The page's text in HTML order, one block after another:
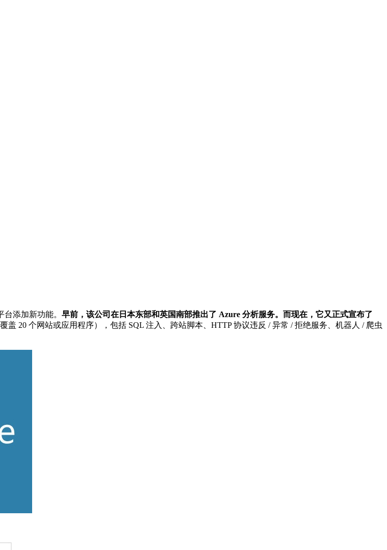
添加新功能。 早前，该公司在日本东部和英国南部推出了 Azure 分析服务。而现在，它又正式宣布了
20 个网站或应用程序），包括 SQL 注入、跨站脚本、HTTP 协议违反 / 异常 / 拒绝服务、机器人 / 爬虫